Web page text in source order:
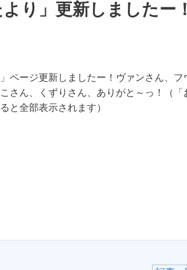
より」更新しましたー！
」ページ更新しましたー！ヴァンさん、
さん、くずりさん、ありがと～っ！（
と全部表示されます）